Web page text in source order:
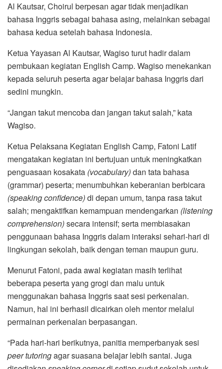
Al Kautsar, Choirul berpesan agar tidak menjadikan
bahasa Inggris sebagai bahasa asing, melainkan sebagai
bahasa kedua setelah bahasa Indonesia.
Ketua Yayasan Al Kautsar, Wagiso turut hadir dalam
pembukaan kegiatan English Camp. Wagiso menekankan
kepada seluruh peserta agar belajar bahasa Inggris dari
sedini mungkin.
“Jangan takut mencoba dan jangan takut salah,” kata
Wagiso.
Ketua Pelaksana Kegiatan English Camp, Fatoni Latif
mengatakan kegiatan ini bertujuan untuk meningkatkan
penguasaan kosakata (vocabulary)dan tata bahasa
(grammar) peserta; menumbuhkan keberanian berbicara
(speaking confidence)di depan umum, tanpa rasa takut
salah; mengaktifkan kemampuan mendengarkan (listening
comprehension)secara intensif; serta membiasakan
penggunaan bahasa Inggris dalam interaksi sehari-hari di
lingkungan sekolah, baik dengan teman maupun guru.
Menurut Fatoni, pada awal kegiatan masih terlihat
beberapa peserta yang grogi dan malu untuk
menggunakan bahasa Inggris saat sesi perkenalan.
Namun, hal ini berhasil dicairkan oleh mentor melalui
permainan perkenalan berpasangan.
“Pada hari-hari berikutnya, panitia memperbanyak sesi
peer tutoringagar suasana belajar lebih santai. Juga